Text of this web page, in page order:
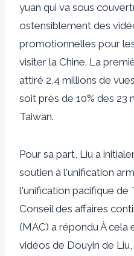
yuan qui va sous
ostensiblement des
promotionnelles pour
visiter la Chine. La
attiré 2,4 millions de
soit près de 10% des 23
Taiwan.
Pour sa part, Liu a
soutien à l'unification
l'unification pacifique de
Conseil des affaires
(MAC) a répondu À cela
vidéos de Douyin de